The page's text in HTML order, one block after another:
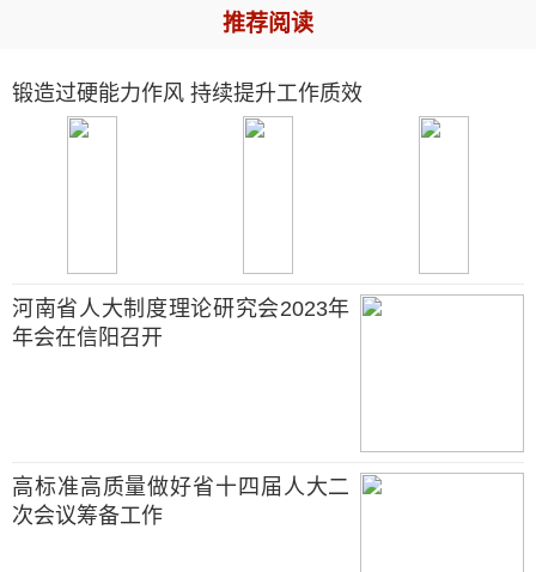
推荐阅读
锻造过硬能力作风 持续提升工作质效
河南省人大制度理论研究会2023年
年会在信阳召开
高标准高质量做好省十四届人大二
次会议筹备工作